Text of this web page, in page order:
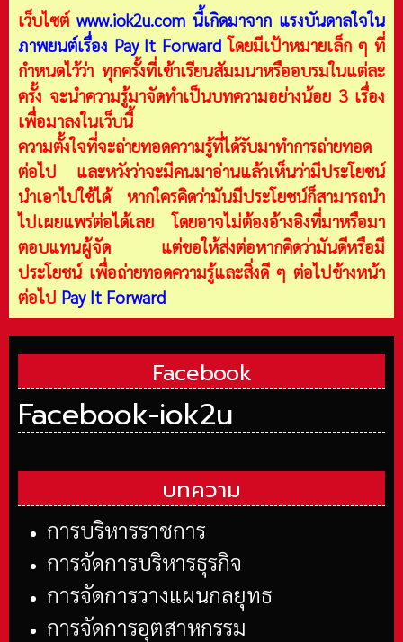
เว็บไซต์ www.iok2u.com นี้เกิดมาจาก แรงบันดาลใจใน
ภาพยนต์เรื่อง Pay It Forward โดยมีเป้าหมายเล็ก ๆ ที่
กำหนดไว้ว่า ทุกครั้งที่เข้าเรียนสัมมนาหรืออบรมในแต่ละ
ครั้ง จะนำความรู้มาจัดทำเป็นบทความอย่างน้อย 3 เรื่อง
เพื่อมาลงในเว็บนี้
ความตั้งใจที่จะถ่ายทอดความรู้ที่ได้รับมาทำการถ่ายทอด
ต่อไป และหวังว่าจะมีคนมาอ่านแล้วเห็นว่ามีประโยชน์
นำเอาไปใช้ได้ หากใครคิดว่ามันมีประโยชน์ก็สามารถนำ
ไปเผยแพร่ต่อได้เลย โดยอาจไม่ต้องอ้างอิงที่มาหรือมา
ตอบแทนผู้จัด แต่ขอให้ส่งต่อหากคิดว่ามันดีหรือมี
ประโยชน์ เพื่อถ่ายทอดความรู้และสิ่งดี ๆ ต่อไปข้างหน้า
ต่อไป Pay It Forward
Facebook
Facebook-iok2u
บทความ
การบริหารราชการ
การจัดการบริหารธุรกิจ
การจัดการวางแผนกลยุทธ
การจัดการอุตสาหกรรม